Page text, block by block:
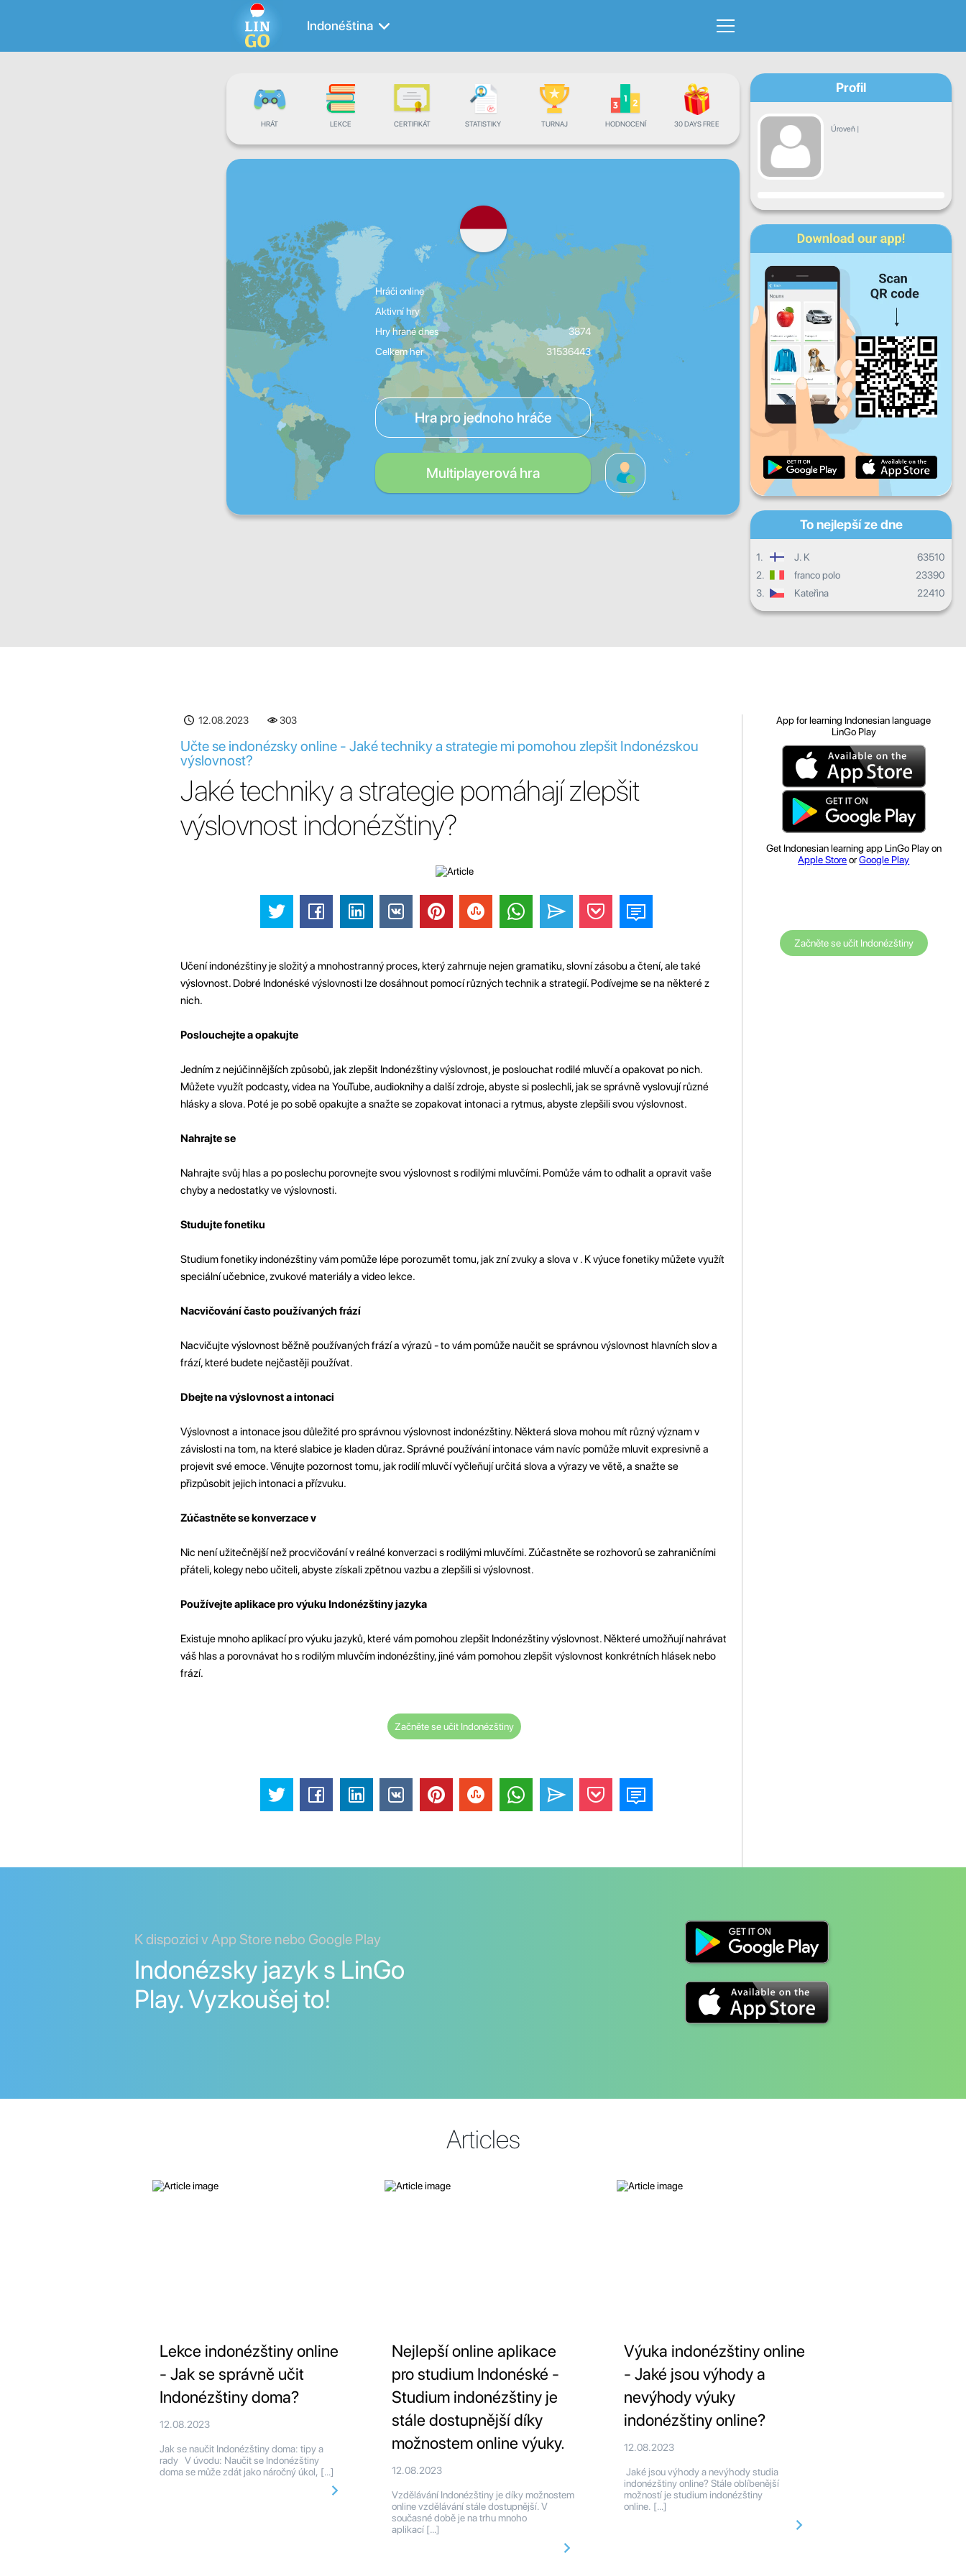
Indonéština
HRÁT LEKCE CERTIFIKÁT STATISTIKY TURNAJ HODNOCENÍ 30 DAYS FREE
Hráči online
Aktivní hry
Hry hrané dnes
3874
Celkem her
31536443
Hra pro jednoho hráče
Multiplayerová hra
Profil
Úroveň |
Pokrok
Po St Čt
So Ne
Denní pokrok
Měsíční pokrok
Celkový postup
To nejlepší ze dne
1. J. K
63510
2.
franco polo
23390
3.
Kateřina 22410
12.08.2023 303
Učte se indonézsky online - Jaké techniky a strategie mi pomohou zlepšit Indonézskou
výslovnost?
Jaké techniky a strategie pomáhají zlepšit
výslovnost indonézštiny?
Učení indonézštiny je složitý a mnohostranný proces, který zahrnuje nejen gramatiku, slovní zásobu a čtení, ale také
výslovnost. Dobré Indonéské výslovnosti lze dosáhnout pomocí různých technik a strategií. Podívejme se na některé z
nich.
Poslouchejte a opakujte
Jedním z nejúčinnějších způsobů, jak zlepšit Indonézštiny výslovnost, je poslouchat rodilé mluvčí a opakovat po nich.
Můžete využít podcasty, videa na YouTube, audioknihy a další zdroje, abyste si poslechli, jak se správně vyslovují různé
hlásky a slova. Poté je po sobě opakujte a snažte se zopakovat intonaci a rytmus, abyste zlepšili svou výslovnost.
Nahrajte se
Nahrajte svůj hlas a po poslechu porovnejte svou výslovnost s rodilými mluvčími. Pomůže vám to odhalit a opravit vaše
chyby a nedostatky ve výslovnosti.
Studujte fonetiku
Studium fonetiky indonézštiny vám pomůže lépe porozumět tomu, jak zní zvuky a slova v . K výuce fonetiky můžete využít
speciální učebnice, zvukové materiály a video lekce.
Nacvičování často používaných frází
Nacvičujte výslovnost běžně používaných frází a výrazů - to vám pomůže naučit se správnou výslovnost hlavních slov a
frází, které budete nejčastěji používat.
Dbejte na výslovnost a intonaci
Výslovnost a intonace jsou důležité pro správnou výslovnost indonézštiny. Některá slova mohou mít různý význam v
závislosti na tom, na které slabice je kladen důraz. Správné používání intonace vám navíc pomůže mluvit expresivně a
projevit své emoce. Věnujte pozornost tomu, jak rodilí mluvčí vyčleňují určitá slova a výrazy ve větě, a snažte se
přizpůsobit jejich intonaci a přízvuku.
Zúčastněte se konverzace v
Nic není užitečnější než procvičování v reálné konverzaci s rodilými mluvčími. Zúčastněte se rozhovorů se zahraničními
přáteli, kolegy nebo učiteli, abyste získali zpětnou vazbu a zlepšili si výslovnost.
Používejte aplikace pro výuku Indonézštiny jazyka
Existuje mnoho aplikací pro výuku jazyků, které vám pomohou zlepšit Indonézštiny výslovnost. Některé umožňují nahrávat
váš hlas a porovnávat ho s rodilým mluvčím indonézštiny, jiné vám pomohou zlepšit výslovnost konkrétních hlásek nebo
frází.
Začněte se učit Indonézštiny
App for learning Indonesian language
LinGo Play
Get Indonesian learning app LinGo Play on
Apple StoreorGoogle Play
Začněte se učit Indonézštiny
K dispozici v App Store nebo Google Play
Indonézsky jazyk s LinGo
Play. Vyzkoušej to!
Articles
Lekce indonézštiny online
- Jak se správně učit
Indonézštiny doma?
12.08.2023
Jak se naučit Indonézštiny doma: tipy a
rady V úvodu: Naučit se Indonézštiny
doma se může zdát jako náročný úkol, […]
Nejlepší online aplikace
pro studium Indonéské -
Studium indonézštiny je
stále dostupnější díky
možnostem online výuky.
12.08.2023
Vzdělávání Indonézštiny je díky možnostem
online vzdělávání stále dostupnější. V
současné době je na trhu mnoho
aplikací […]
Výuka indonézštiny online
- Jaké jsou výhody a
nevýhody výuky
indonézštiny online?
12.08.2023
Jaké jsou výhody a nevýhody studia
indonézštiny online? Stále oblíbenější
možností je studium indonézštiny
online. […]